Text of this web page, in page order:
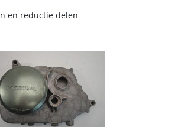
en reductie delen